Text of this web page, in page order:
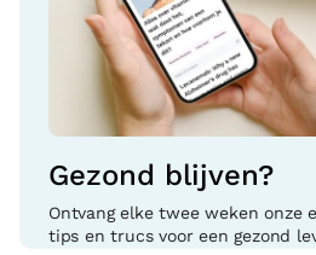
Gezond blijven?
Ontvang elke twee weken onze
tips en trucs voor een gezond